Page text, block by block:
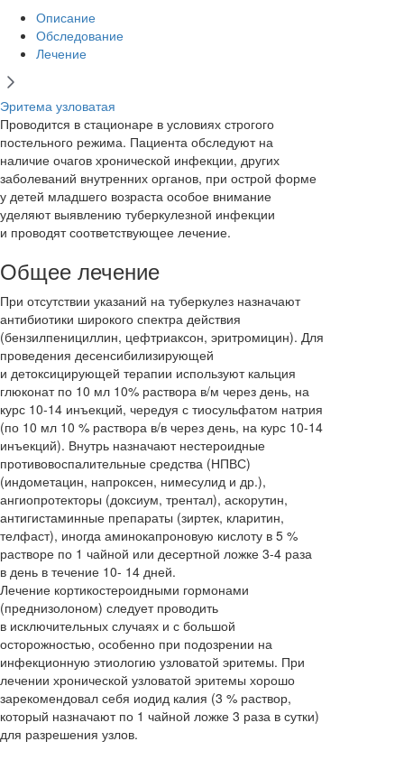
Описание
Обследование
Лечение
Эритема узловатая
Проводится в стационаре в условиях строгого
постельного режима. Пациента обследуют на
наличие очагов хронической инфекции, других
заболеваний внутренних органов, при острой форме
у детей младшего возраста особое внимание
уделяют выявлению туберкулезной инфекции
и проводят соответствующее лечение.
Общее лечение
При отсутствии указаний на туберкулез назначают
антибиотики широкого спектра действия
(бензилпенициллин, цефтриаксон, эритромицин). Для
проведения десенсибилизирующей
и детоксицирующей терапии используют кальция
глюконат по 10 мл 10% раствора в/м через день, на
курс 10-14 инъекций, чередуя с тиосульфатом натрия
(по 10 мл 10 % раствора в/в через день, на курс 10-14
инъекций). Внутрь назначают нестероидные
противовоспалительные средства (НПВС)
(индометацин, напроксен, нимесулид и др.),
ангиопротекторы (доксиум, трентал), аскорутин,
антигистаминные препараты (зиртек, кларитин,
телфаст), иногда аминокапроновую кислоту в 5 %
растворе по 1 чайной или десертной ложке 3-4 раза
в день в течение 10- 14 дней.
Лечение кортикостероидными гормонами
(преднизолоном) следует проводить
в исключительных случаях и с большой
осторожностью, особенно при подозрении на
инфекционную этиологию узловатой эритемы. При
лечении хронической узловатой эритемы хорошо
зарекомендовал себя иодид калия (3 % раствор,
который назначают по 1 чайной ложке 3 раза в сутки)
для разрешения узлов.